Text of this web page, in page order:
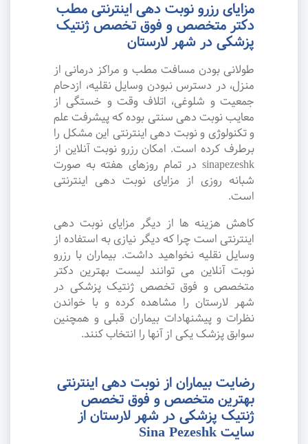
مزایای رزرو نوبت دهی اینترنتی مطب
دکتر متخصص و فوق تخصص ژنتیک
پزشکی در شهر لارستان
طولانی بودن مسافت مطب و مراکز درمانی از
منزل، در دسترس نبودن وسایل نقلیه، ازدحام
جمعیت و شلوغی، اتلاف وقت و خستگی از
معایب نوبت دهی سنتی بوده که پیشرفت علم
و تکنولوژی و نوبت دهی اینترنتی این مشکل را
برطرف کرده است. امکان رزرو نوبت آنلاین از
sinapezeshk در تمام روزهای هفته به صورت
شبانه روزی از مزایای نوبت دهی اینترنتی
است.
کاهش هزینه ها از دیگر مزایای نوبت دهی
اینترنتی است چرا که دیگر نیازی به استفاده از
وسایل نقلیه نخواهید داشت. بیماران با رزرو
نوبت آنلاین می توانند لیست بهترین دکتر
متخصص و فوق تخصص ژنتیک پزشکی در
شهر لارستان را مشاهده کرده و با خواندن
نظرات و پیشنهادات بیماران قبلی و همچنین
سوابق پزشک یکی از آنها را انتخاب کنند.
رضایت بیماران از نوبت دهی اینترنتی
بهترین متخصص و فوق تخصص
ژنتیک پزشکی در شهر لارستان از
سایت Sina Pezeshk